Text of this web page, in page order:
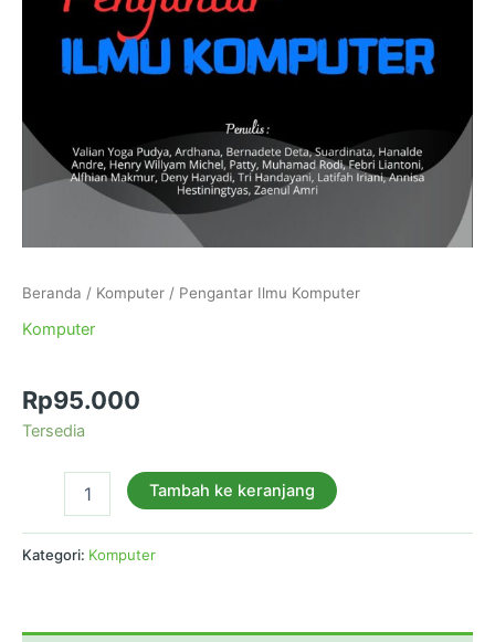
Beranda / Komputer / Pengantar Ilmu Komputer
Komputer
Rp95.000
Tersedia
Tambah ke keranjang
Kategori: Komputer